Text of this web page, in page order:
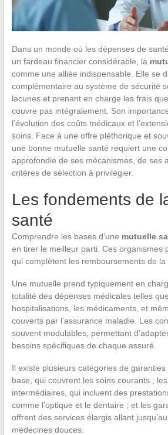
Dans un monde où les dépenses de
un fardeau financier considérable, la
comme une alliée indispensable. Elle se
complémentaire au système de sécurité
lacunes et prenant en charge les frais
couvre pas intégralement. Son
l’évolution des coûts médicaux et
soins. Face à une offre pléthorique et
une bonne mutuelle santé requiert une
approfondie de ses mécanismes, de ses
critères de sélection à privilégier.
Les fondements de
santé
Comprendre les bases d’une mutuelle
en tirer le meilleur parti. Ces organismes
qui complètent les remboursements de la
Une mutuelle prend typiquement en
totalité des dépenses médicales telles
hospitalisations, les médicaments, et
couverts par l’assurance maladie. Les
souvent modulables, permettant
besoins spécifiques de chaque assuré.
Il existe plusieurs catégories de
base, qui couvrent les soins courants ;
intermédiaires, qui incluent des
comme l’optique et le dentaire ; et les
offrent des services élargis allant
médecines douces.